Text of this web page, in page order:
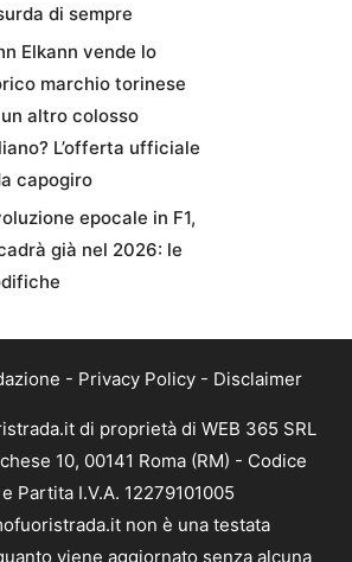
di sempre
Elkann vende lo
marchio torinese
altro colosso
L’offerta ufficiale
capogiro
epocale in F1,
già nel 2026: le
- Privacy Policy - Disclaimer
di proprietà di WEB 365 SRL
10, 00141 Roma (RM) - Codice
Partita I.V.A. 12279101005
non è una testata
viene aggiornato senza alcuna